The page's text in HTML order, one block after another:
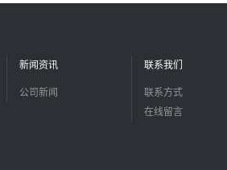
证书
新闻资讯
公司新闻
联系我们
联系方式
在线留言